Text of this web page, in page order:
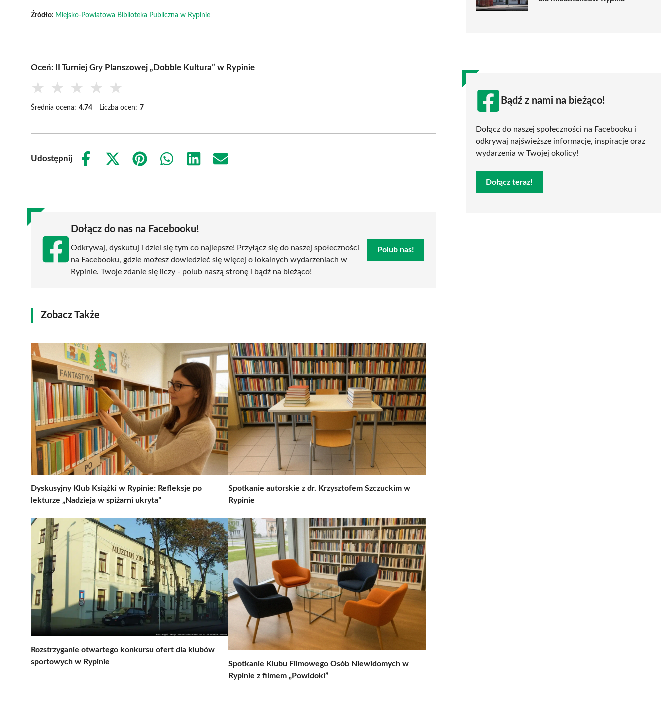
Źródło: Miejsko-Powiatowa Biblioteka Publiczna w Rypinie
Oceń: II Turniej Gry Planszowej „Dobble Kultura” w Rypinie
★ ★ ★ ★ ★
Średnia ocena: 4.74 Liczba ocen: 7
Udostępnij
Share
Share
(Twitter)
Share
Share
Share
Share
Dołącz do nas na Facebooku!
Odkrywaj, dyskutuj i dziel się tym co najlepsze! Przyłącz się do naszej społeczności
na Facebooku, gdzie możesz dowiedzieć się więcej o lokalnych wydarzeniach w
Rypinie. Twoje zdanie się liczy - polub naszą stronę i bądź na bieżąco!
Polub nas!
Zobacz Także
Dyskusyjny Klub Książki w Rypinie: Refleksje po
lekturze „Nadzieja w spiżarni ukryta”
Spotkanie autorskie z dr. Krzysztofem Szczuckim w
Rypinie
Rozstrzyganie otwartego konkursu ofert dla klubów
sportowych w Rypinie
Spotkanie Klubu Filmowego Osób Niewidomych w
Rypinie z filmem „Powidoki”
Bądź z nami na bieżąco!
Dołącz do naszej społeczności na Facebooku i
odkrywaj najświeższe informacje, inspiracje oraz
wydarzenia w Twojej okolicy!
Dołącz teraz!